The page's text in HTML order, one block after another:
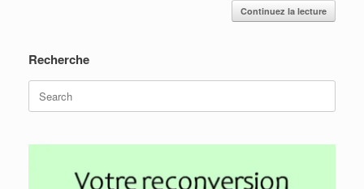
Continuez la lecture
Recherche
Search
for: